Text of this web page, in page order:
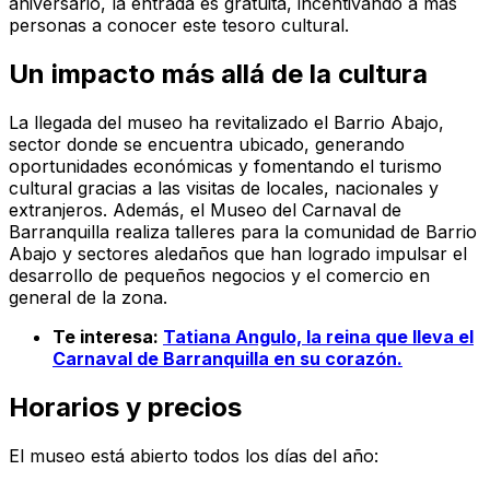
personas a conocer este tesoro cultural.
Un impacto más allá de la cultura
La llegada del museo ha revitalizado el Barrio Abajo,
sector donde se encuentra ubicado, generando
oportunidades económicas y fomentando el turismo
cultural gracias a las visitas de locales, nacionales y
extranjeros. Además, el Museo del Carnaval de
Barranquilla realiza talleres para la comunidad de Barrio
Abajo y sectores aledaños que han logrado impulsar el
desarrollo de pequeños negocios y el comercio en
general de la zona.
Te interesa: Tatiana Angulo, la reina que lleva el
Carnaval de Barranquilla en su corazón.
Horarios y precios
El museo está abierto todos los días del año: